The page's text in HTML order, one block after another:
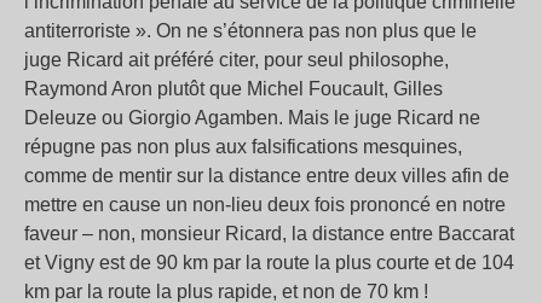
antiterroriste ». On ne s’étonnera pas non plus que le
juge Ricard ait préféré citer, pour seul philosophe,
Raymond Aron plutôt que Michel Foucault, Gilles
Deleuze ou Giorgio Agamben. Mais le juge Ricard ne
répugne pas non plus aux falsifications mesquines,
comme de mentir sur la distance entre deux villes afin de
mettre en cause un non-lieu deux fois prononcé en notre
faveur – non, monsieur Ricard, la distance entre Baccarat
et Vigny est de 90 km par la route la plus courte et de 104
km par la route la plus rapide, et non de 70 km !